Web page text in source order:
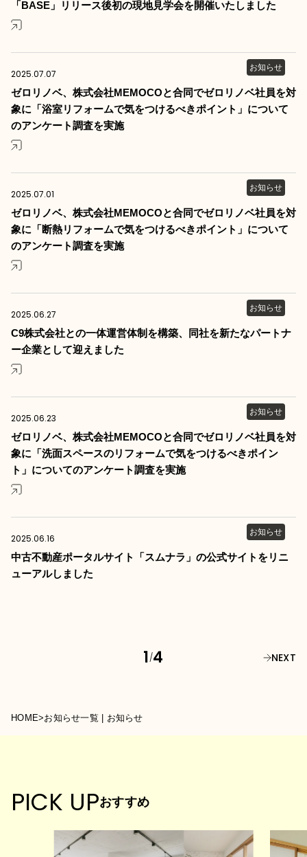
「BASE」リリース後初の現地見学会を開催いたしました
2025.07.07
ゼロリノベ、株式会社MEMOCOと合同でゼロリノベ社員を対
象に「浴室リフォームで気をつけるべきポイント」について
のアンケート調査を実施
お知らせ
2025.07.01
ゼロリノベ、株式会社MEMOCOと合同でゼロリノベ社員を対
象に「断熱リフォームで気をつけるべきポイント」について
のアンケート調査を実施
お知らせ
2025.06.27
C9株式会社との一体運営体制を構築、同社を新たなパートナ
ー企業として迎えました
お知らせ
2025.06.23
ゼロリノベ、株式会社MEMOCOと合同でゼロリノベ社員を対
象に「洗面スペースのリフォームで気をつけるべきポイン
ト」についてのアンケート調査を実施
お知らせ
2025.06.16
中古不動産ポータルサイト「スムナラ」の公式サイトをリニ
ューアルしました
お知らせ
1/4 NEXT
HOME>お知らせ一覧 | お知らせ
PICK UPおすすめ